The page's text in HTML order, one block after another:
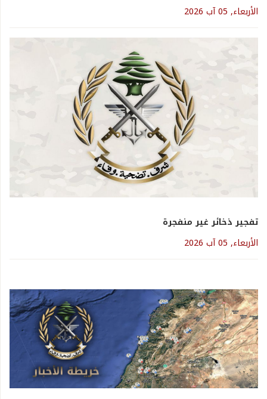
الأربعاء, 05 آب 2026
تفجير ذخائر غير منفجرة
الأربعاء, 05 آب 2026